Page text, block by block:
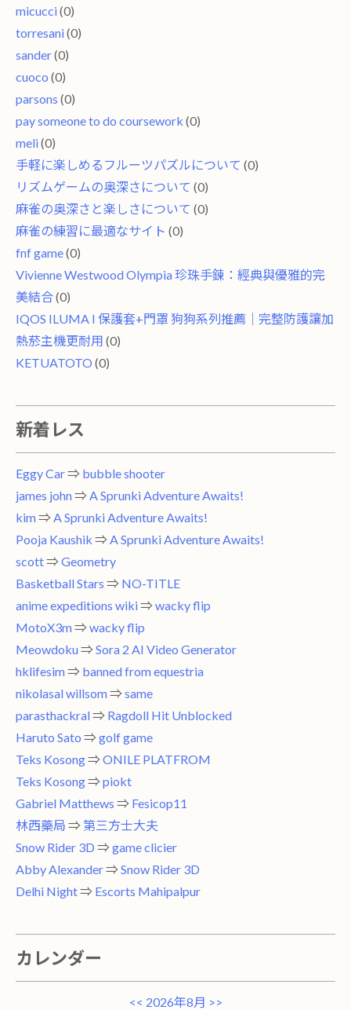
micucci(0)
torresani(0)
sander(0)
cuoco (0)
parsons (0)
pay someone to do coursework (0)
meli(0)
手軽に楽しめるフルーツパズルについて (0)
リズムゲームの奥深さについて (0)
麻雀の奥深さと楽しさについて (0)
麻雀の練習に最適なサイト (0)
fnf game(0)
Vivienne Westwood Olympia 珍珠手鍊：經典與優雅的完
美結合(0)
IQOS ILUMA I 保護套+門罩 狗狗系列推薦｜完整防護讓加
熱菸主機更耐用 (0)
KETUATOTO (0)
新着レス
Eggy Car⇒ bubble shooter
james john⇒ A Sprunki Adventure Awaits!
kim⇒ A Sprunki Adventure Awaits!
Pooja Kaushik ⇒ A Sprunki Adventure Awaits!
scott⇒ Geometry
Basketball Stars ⇒ NO-TITLE
anime expeditions wiki⇒ wacky flip
MotoX3m⇒ wacky flip
Meowdoku⇒ Sora 2 AI Video Generator
hklifesim⇒ banned from equestria
nikolasal willsom⇒ same
parasthackral⇒ Ragdoll Hit Unblocked
Haruto Sato ⇒ golf game
Teks Kosong⇒ ONILE PLATFROM
Teks Kosong⇒ piokt
Gabriel Matthews ⇒ Fesicop11
林西藥局 ⇒ 第三方士大夫
Snow Rider 3D ⇒ game clicier
Abby Alexander⇒ Snow Rider 3D
Delhi Night⇒ Escorts Mahipalpur
カレンダー
<< 2026年8月 >>